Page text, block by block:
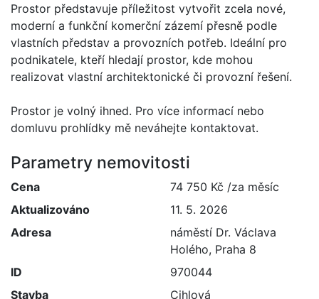
Prostor představuje příležitost vytvořit zcela nové,
moderní a funkční komerční zázemí přesně podle
vlastních představ a provozních potřeb. Ideální pro
podnikatele, kteří hledají prostor, kde mohou
realizovat vlastní architektonické či provozní řešení.
Prostor je volný ihned. Pro více informací nebo
domluvu prohlídky mě neváhejte kontaktovat.
Parametry nemovitosti
Cena
74 750 Kč /za měsíc
Aktualizováno
11. 5. 2026
Adresa
náměstí Dr. Václava
Holého, Praha 8
ID
970044
Stavba
Cihlová